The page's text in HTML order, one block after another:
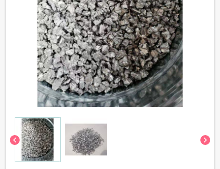
chevron_left chevron_right